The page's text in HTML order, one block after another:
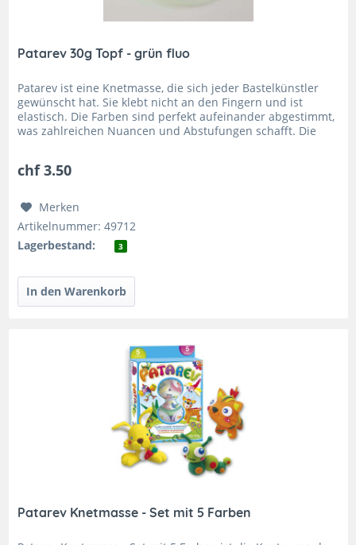
Patarev 30g Topf - grün fluo
Patarev ist eine Knetmasse, die sich jeder Bastelkünstler
gewünscht hat. Sie klebt nicht an den Fingern und ist
elastisch. Die Farben sind perfekt aufeinander abgestimmt,
was zahlreichen Nuancen und Abstufungen schafft. Die
chf 3.50
Merken
Artikelnummer: 49712
Lagerbestand:
3
Patarev Knetmasse - Set mit 5 Farben